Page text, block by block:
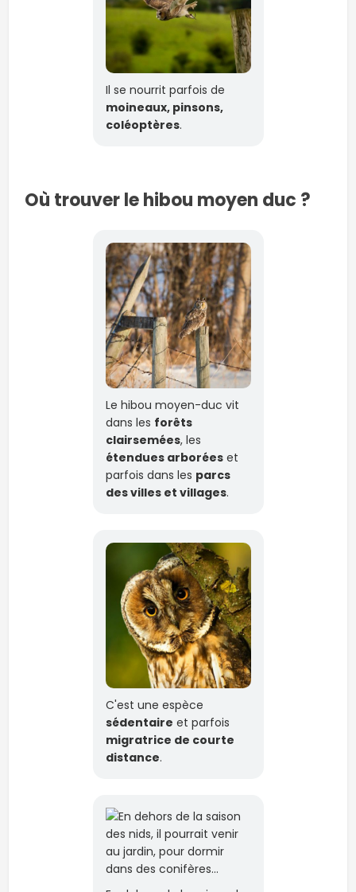
Il se nourrit parfois de
moineaux, pinsons,
coléoptères.
Où trouver le hibou moyen duc ?
Le hibou moyen-duc vit
dans les forêts
clairsemées, les
étendues arboréeset
parfois dans les parcs
des villes et villages.
C'est une espèce
sédentaire et parfois
migratrice de courte
distance.